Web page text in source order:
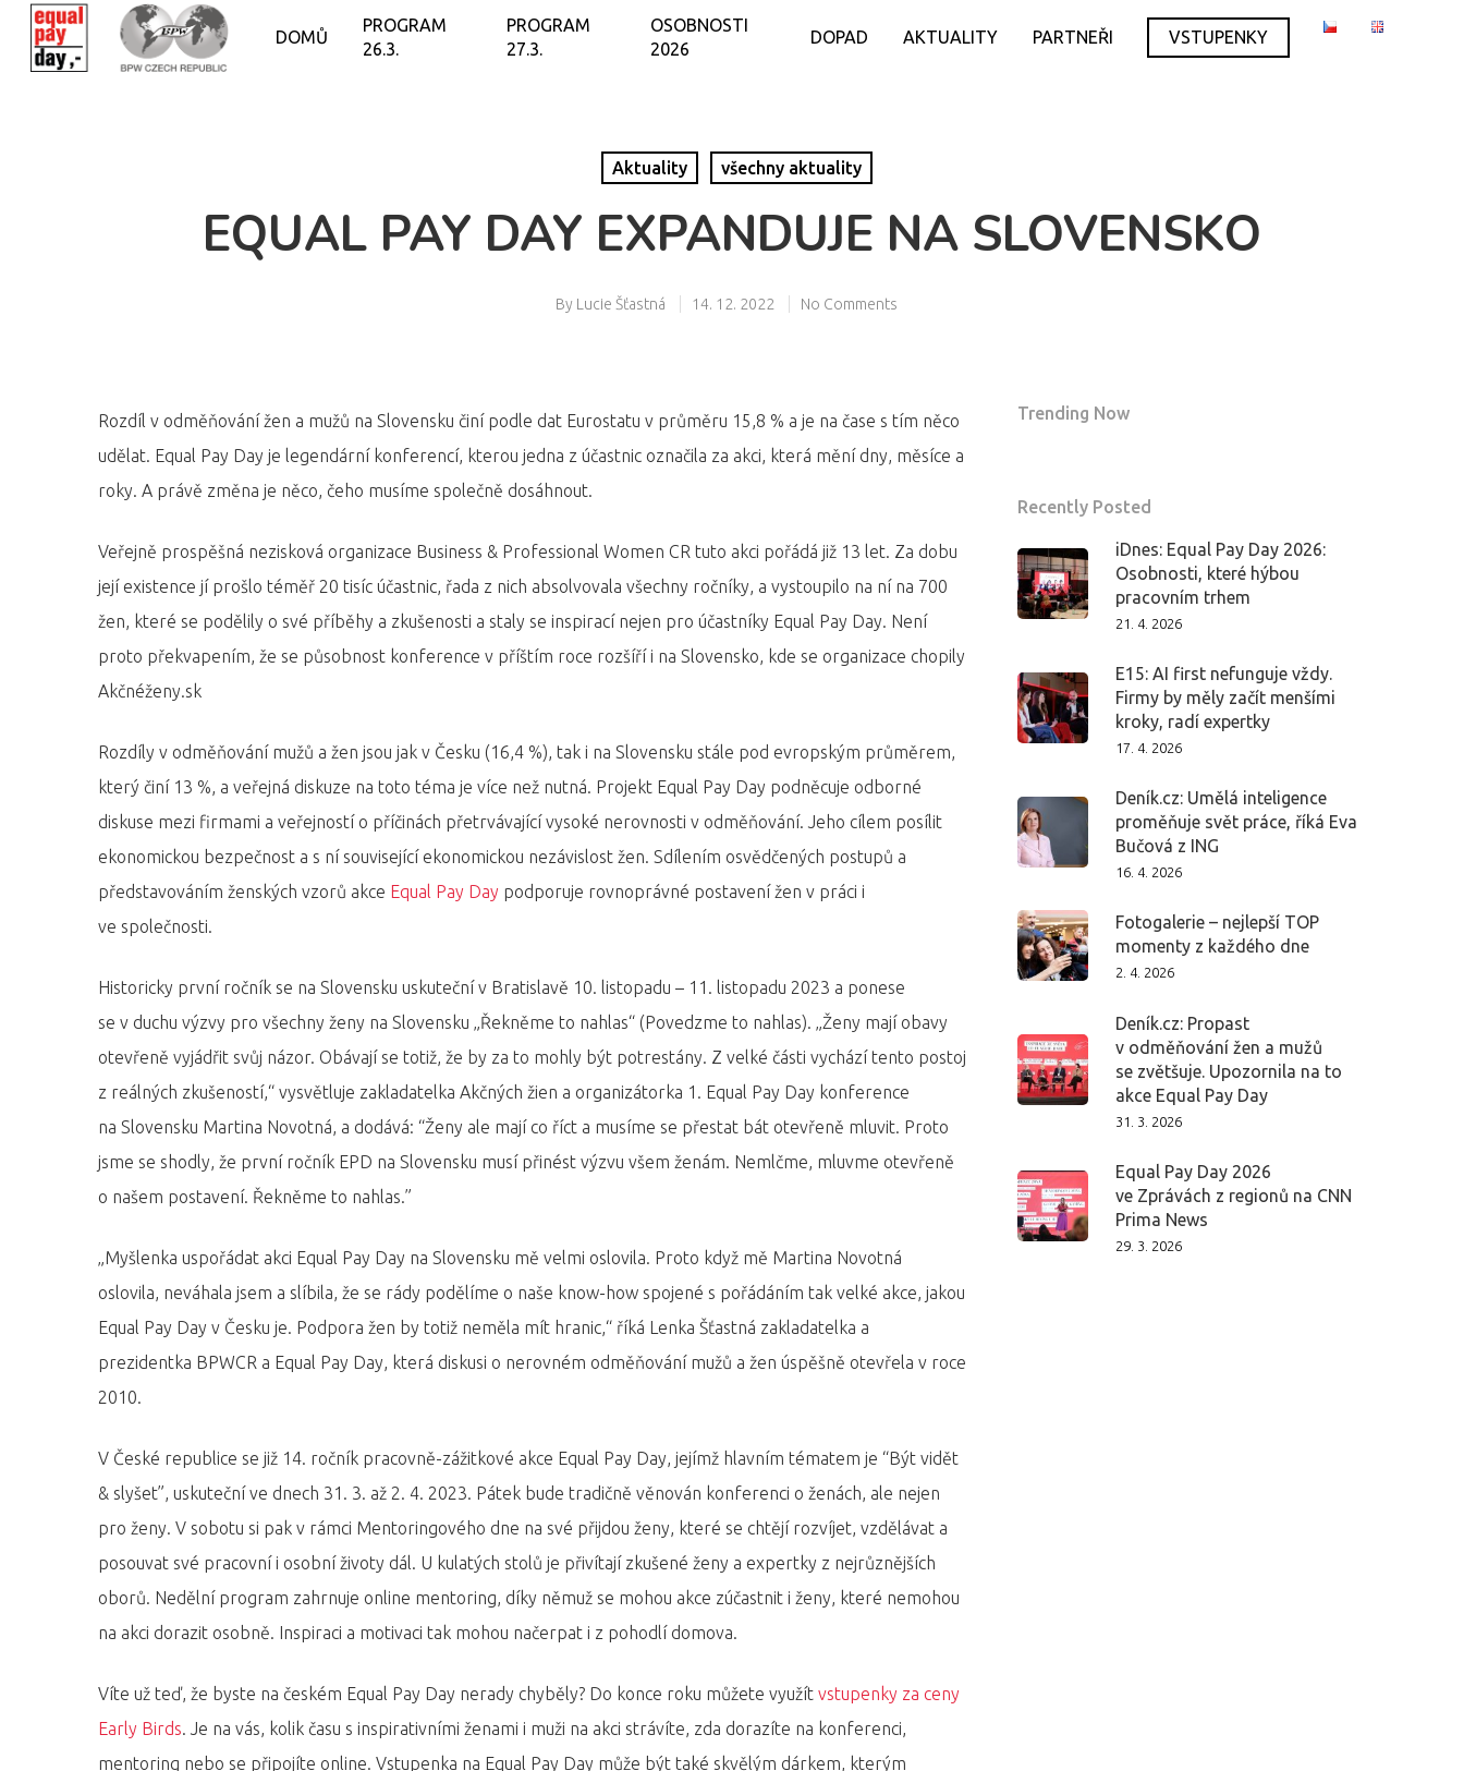
Hit enter to search or ESC to close
DOMŮ
PROGRAM
26.3.
PROGRAM
27.3.
OSOBNOSTI
2026
DOPAD AKTUALITY PARTNEŘI VSTUPENKY
Aktuality všechny aktuality
EQUAL PAY DAY EXPANDUJE NA SLOVENSKO
By Lucie Šťastná 14. 12. 2022 No Comments
Rozdíl v odměňování žen a mužů na Slovensku činí podle dat Eurostatu v průměru 15,8 % a je na čase s tím něco
udělat. Equal Pay Day je legendární konferencí, kterou jedna z účastnic označila za akci, která mění dny, měsíce a
roky. A právě změna je něco, čeho musíme společně dosáhnout.
Veřejně prospěšná nezisková organizace Business & Professional Women CR tuto akci pořádá již 13 let. Za dobu
její existence jí prošlo téměř 20 tisíc účastnic, řada z nich absolvovala všechny ročníky, a vystoupilo na ní na 700
žen, které se podělily o své příběhy a zkušenosti a staly se inspirací nejen pro účastníky Equal Pay Day. Není
proto překvapením, že se působnost konference v příštím roce rozšíří i na Slovensko, kde se organizace chopily
Akčnéženy.sk
Rozdíly v odměňování mužů a žen jsou jak v Česku (16,4 %), tak i na Slovensku stále pod evropským průměrem,
který činí 13 %, a veřejná diskuze na toto téma je více než nutná. Projekt Equal Pay Day podněcuje odborné
diskuse mezi firmami a veřejností o příčinách přetrvávající vysoké nerovnosti v odměňování. Jeho cílem posílit
ekonomickou bezpečnost a s ní související ekonomickou nezávislost žen. Sdílením osvědčených postupů a
představováním ženských vzorů akce Equal Pay Day podporuje rovnoprávné postavení žen v práci i
ve společnosti.
Historicky první ročník se na Slovensku uskuteční v Bratislavě 10. listopadu – 11. listopadu 2023 a ponese
se v duchu výzvy pro všechny ženy na Slovensku „Řekněme to nahlas“ (Povedzme to nahlas). „Ženy mají obavy
otevřeně vyjádřit svůj názor. Obávají se totiž, že by za to mohly být potrestány. Z velké části vychází tento postoj
z reálných zkušeností,“ vysvětluje zakladatelka Akčných žien a organizátorka 1. Equal Pay Day konference
na Slovensku Martina Novotná, a dodává: “Ženy ale mají co říct a musíme se přestat bát otevřeně mluvit. Proto
jsme se shodly, že první ročník EPD na Slovensku musí přinést výzvu všem ženám. Nemlčme, mluvme otevřeně
o našem postavení. Řekněme to nahlas.”
„Myšlenka uspořádat akci Equal Pay Day na Slovensku mě velmi oslovila. Proto když mě Martina Novotná
oslovila, neváhala jsem a slíbila, že se rády podělíme o naše know-how spojené s pořádáním tak velké akce, jakou
Equal Pay Day v Česku je. Podpora žen by totiž neměla mít hranic,“ říká Lenka Šťastná zakladatelka a
prezidentka BPWCR a Equal Pay Day, která diskusi o nerovném odměňování mužů a žen úspěšně otevřela v roce
2010.
V České republice se již 14. ročník pracovně-zážitkové akce Equal Pay Day, jejímž hlavním tématem je “Být vidět
& slyšet”, uskuteční ve dnech 31. 3. až 2. 4. 2023. Pátek bude tradičně věnován konferenci o ženách, ale nejen
pro ženy. V sobotu si pak v rámci Mentoringového dne na své přijdou ženy, které se chtějí rozvíjet, vzdělávat a
posouvat své pracovní i osobní životy dál. U kulatých stolů je přivítají zkušené ženy a expertky z nejrůznějších
oborů. Nedělní program zahrnuje online mentoring, díky němuž se mohou akce zúčastnit i ženy, které nemohou
na akci dorazit osobně. Inspiraci a motivaci tak mohou načerpat i z pohodlí domova.
Víte už teď, že byste na českém Equal Pay Day nerady chyběly? Do konce roku můžete využít vstupenky za ceny
Early Birds. Je na vás, kolik času s inspirativními ženami i muži na akci strávíte, zda dorazíte na konferenci,
mentoring nebo se připojíte online. Vstupenka na Equal Pay Day může být také skvělým dárkem, kterým
Trending Now
Recently Posted
iDnes: Equal Pay Day 2026:
Osobnosti, které hýbou
pracovním trhem
21. 4. 2026
E15: AI first nefunguje vždy.
Firmy by měly začít menšími
kroky, radí expertky
17. 4. 2026
Deník.cz: Umělá inteligence
proměňuje svět práce, říká Eva
Bučová z ING
16. 4. 2026
Fotogalerie – nejlepší TOP
momenty z každého dne
2. 4. 2026
Deník.cz: Propast
v odměňování žen a mužů
se zvětšuje. Upozornila na to
akce Equal Pay Day
31. 3. 2026
Equal Pay Day 2026
ve Zprávách z regionů na CNN
Prima News
29. 3. 2026